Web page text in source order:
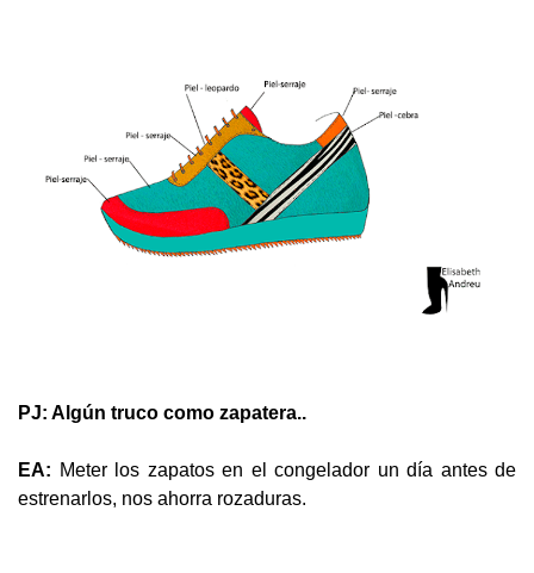
PJ: Algún truco como zapatera..
EA: Meter los zapatos en el congelador un día antes de
estrenarlos, nos ahorra rozaduras.